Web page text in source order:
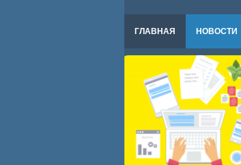
ГЛАВНАЯ НОВОСТИ